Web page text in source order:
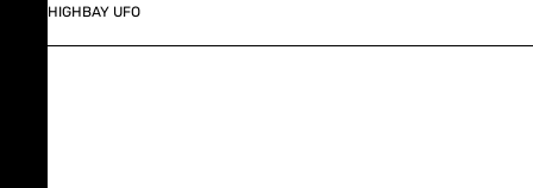
HIGHBAY UFO